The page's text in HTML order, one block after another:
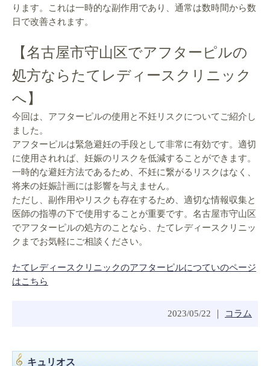
ります。これは一時的な副作用であり、通常は数時間から数
日で改善されます。
【名古屋市守山区でアフターピルの
処方ならたてレディースクリニック
へ】
今回は、アフターピルの使用と不妊リスクについてご紹介し
ました。
アフターピルは緊急避妊の手段として非常に有効です。適切
に使用されれば、妊娠のリスクを低減することができます。
一時的な避妊方法であるため、不妊に繋がるリスクはなく、
将来の妊娠計画には影響を与えません。
ただし、副作用やリスクも存在するため、適切な情報収集と
医師の指導の下で使用することが重要です。名古屋市守山区
でアフターピルの処方のことなら、たてレディースクリニッ
クまでお気軽にご相談ください。
たてレディースクリニックのアフターピルにつていのページ
はこちら
2023/05/22 ｜ コラム
キュリオス